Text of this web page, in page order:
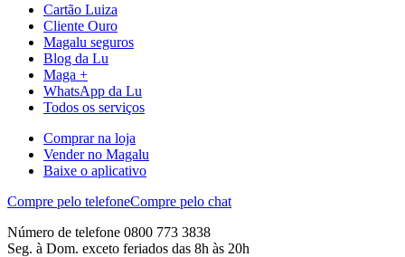
Cartão Luiza
Cliente Ouro
Magalu seguros
Blog da Lu
Maga +
WhatsApp da Lu
Todos os serviços
Comprar na loja
Vender no Magalu
Baixe o aplicativo
Compre pelo telefoneCompre pelo chat
Número de telefone 0800 773 3838
Seg. à Dom. exceto feriados das 8h às 20h